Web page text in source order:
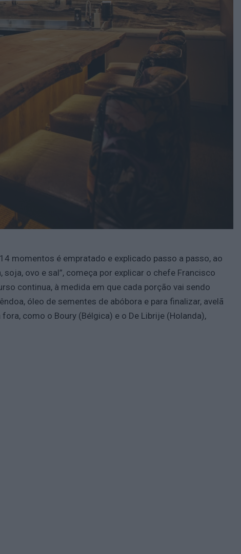
momentos é empratado e explicado passo a passo, ao
ovo e sal”, começa por explicar o chefe Francisco
continua, à medida em que cada porção vai sendo
óleo de sementes de abóbora e para finalizar, avelã
como o Boury (Bélgica) e o De Librije (Holanda),